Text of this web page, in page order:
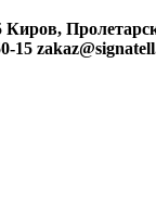
Киров,
15